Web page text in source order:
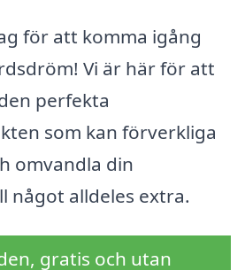
för att komma igång
Vi är här för att
perfekta
som kan förverkliga
omvandla din
något alldeles extra.
gratis och utan